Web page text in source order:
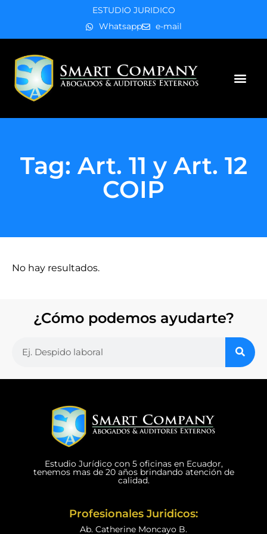
ESTUDIO JURIDICO
Whatsapp
e-mail
Tag: Art. 11 y Art. 12
COIP
No hay resultados.
¿Cómo podemos ayudarte?
Estudio Jurídico con 5 oficinas en Ecuador,
tenemos mas de 20 años brindando atención de
calidad.
Profesionales Juridicos:
Ab. Catherine Moncayo B.